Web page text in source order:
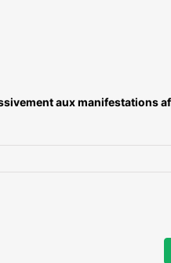
aux manifestations